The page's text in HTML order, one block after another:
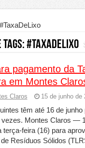
Criador de Sites ou VPS:
Conheça a melhor
Comércio Interativo
PF e Emissoras Apertam
De economista a
Marcenaria sob medida:
Do estudo à aprovação:
#TaxaDeLixo
#TaxaDeLixo
pagamento da
em Montes
Claros 15 de junho de
têm até 16 de
Montes Claros —
terça-feira (16) para
Resíduos Sólidos